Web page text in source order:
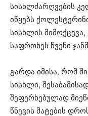
სისხლძარღვების
იწყებს
სისხლის
საფრთხეს ჩვენი
გარდა იმისა, რომ
სისხლი,
შეფერხებულად
წნევის მატების